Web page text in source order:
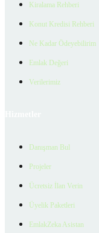
Kiralama Rehberi
Konut Kredisi Rehberi
Ne Kadar Ödeyebilirim
Emlak Değeri
Verilerimiz
Danışman Bul
Projeler
Ücretsiz İlan Verin
Üyelik Paketleri
EmlakZeka Asistan